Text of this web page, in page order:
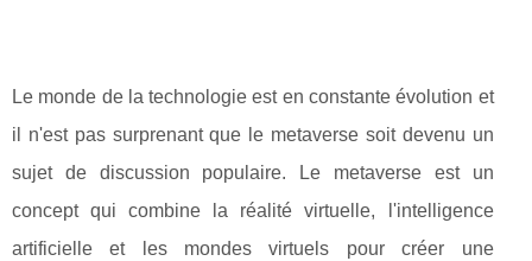
Le monde de la technologie est en constante évolution et
il n'est pas surprenant que le metaverse soit devenu un
sujet de discussion populaire. Le metaverse est un
concept qui combine la réalité virtuelle, l'intelligence
artificielle et les mondes virtuels pour créer une